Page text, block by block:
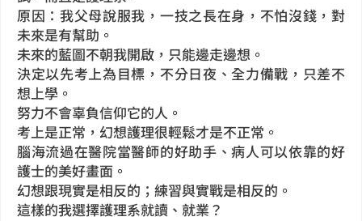
原因：我父母說服我，一技之長在身，不怕沒錢，對
未來是有幫助。
未來的藍圖不朝我開啟，只能邊走邊想。
決定以先考上為目標，不分日夜、全力備戰，只差不
想上學。
努力不會辜負信仰它的人。
考上是正常，幻想護理很輕鬆才是不正常。
腦海流過在醫院當醫師的好助手、病人可以依靠的好
護士的美好畫面。
幻想跟現實是相反的；練習與實戰是相反的。
這樣的我選擇護理系就讀、就業？